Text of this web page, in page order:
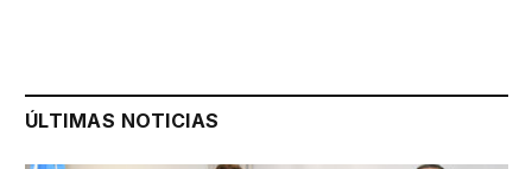
ÚLTIMAS NOTICIAS